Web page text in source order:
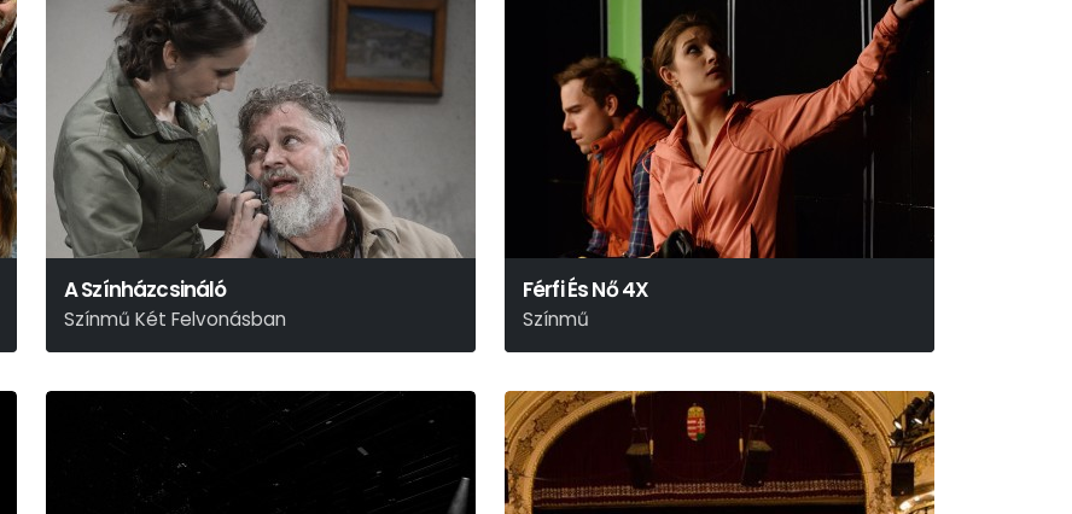
A Színházcsináló
Színmű Két Felvonásban
Thomas Bernhard
Férfi És Nő 4X
Színmű
Rusznyák Gábor